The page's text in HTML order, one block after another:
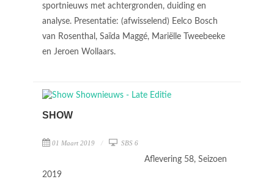
sportnieuws met achtergronden, duiding en
analyse. Presentatie: (afwisselend) Eelco Bosch
van Rosenthal, Saïda Maggé, Mariëlle Tweebeeke
en Jeroen Wollaars.
SHOW
01 Maart 2019 SBS 6
Aflevering 58, Seizoen
2019